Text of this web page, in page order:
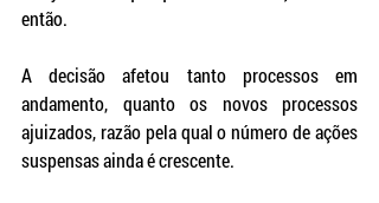
então.
A decisão afetou tanto processos em
andamento, quanto os novos processos
ajuizados, razão pela qual o número de ações
suspensas ainda é crescente.